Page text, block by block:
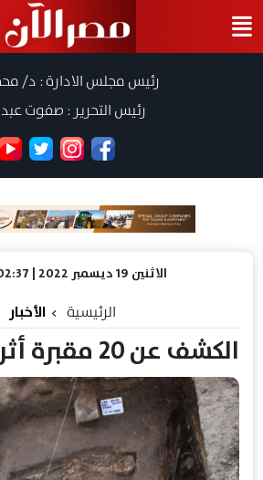
رئيس مجلس الادارة : د/
رئيس التحرير : صفوت
الاثنين 19 ديسمبر 2022 | 02:37 م
الرئيسية الأخبار
الكشف عن 20 مقبرة أثرية بدمياط